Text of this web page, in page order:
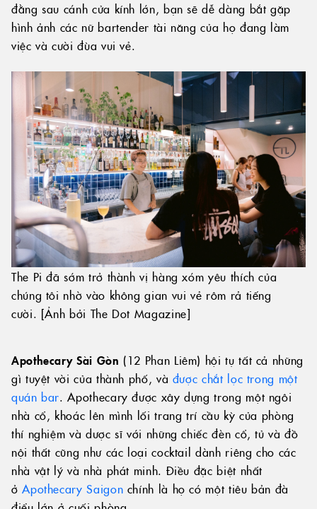
đằng sau cánh cửa kính lớn, bạn sẽ dễ dàng bắt gặp
hình ảnh các nữ bartender tài năng của họ đang làm
việc và cười đùa vui vẻ.
The Pi đã sớm trở thành vị hàng xóm yêu thích của
chúng tôi nhờ vào không gian vui vẻ rôm rả tiếng
cười. [Ảnh bởi The Dot Magazine]
Apothecary Sài Gòn (12 Phan Liêm) hội tụ tất cả những
gì tuyệt vời của thành phố, và được chắt lọc trong một
quán bar. Apothecary được xây dựng trong một ngôi
nhà cổ, khoác lên mình lối trang trí cầu kỳ của phòng
thí nghiệm và dược sĩ với những chiếc đèn cổ, tủ và đồ
nội thất cũng như các loại cocktail dành riêng cho các
nhà vật lý và nhà phát minh. Điều đặc biệt nhất
ởApothecary Saigon chính là họ có một tiêu bản đà